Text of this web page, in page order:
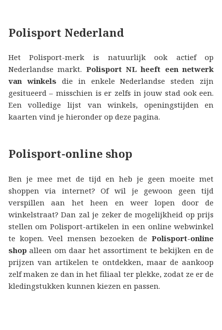
Polisport Nederland
Het Polisport-merk is natuurlijk ook actief op
Nederlandse markt. Polisport NL heeft een netwerk
van winkels die in enkele Nederlandse steden zijn
gesitueerd – misschien is er zelfs in jouw stad ook een.
Een volledige lijst van winkels, openingstijden en
kaarten vind je hieronder op deze pagina.
Polisport-online shop
Ben je mee met de tijd en heb je geen moeite met
shoppen via internet? Of wil je gewoon geen tijd
verspillen aan het heen en weer lopen door de
winkelstraat? Dan zal je zeker de mogelijkheid op prijs
stellen om Polisport-artikelen in een online webwinkel
te kopen. Veel mensen bezoeken dePolisport-online
shopalleen om daar het assortiment te bekijken en de
prijzen van artikelen te ontdekken, maar de aankoop
zelf maken ze dan in het filiaal ter plekke, zodat ze er de
kledingstukken kunnen kiezen en passen.